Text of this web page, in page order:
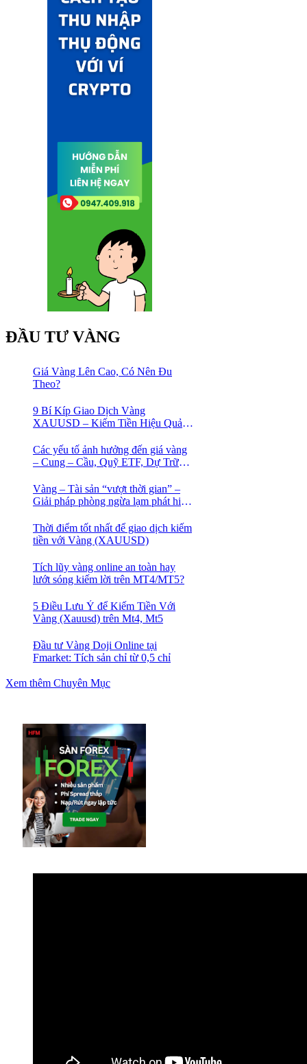
ĐẦU TƯ VÀNG
Giá Vàng Lên Cao, Có Nên Đu
Theo?
9 Bí Kíp Giao Dịch Vàng
XAUUSD – Kiếm Tiền Hiệu Quả
Các yếu tố ảnh hưởng đến giá vàng
– Cung – Cầu, Quỹ ETF, Dự Trữ
Vàng – Tài sản “vượt thời gian” –
Giải pháp phòng ngừa lạm phát hiệu
Thời điểm tốt nhất để giao dịch kiếm
tiền với Vàng (XAUUSD)
Tích lũy vàng online an toàn hay
lướt sóng kiếm lời trên MT4/MT5?
5 Điều Lưu Ý để Kiếm Tiền Với
Vàng (Xauusd) trên Mt4, Mt5
Đầu tư Vàng Doji Online tại
Fmarket: Tích sản chỉ từ 0,5 chỉ
Xem thêm Chuyên Mục